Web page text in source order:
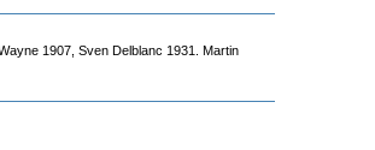
1907, Sven Delblanc 1931. Martin